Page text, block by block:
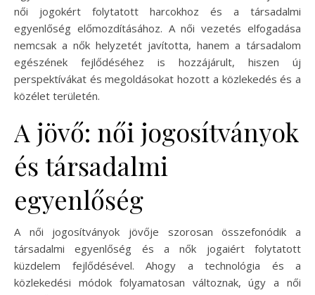
női jogokért folytatott harcokhoz és a társadalmi
egyenlőség előmozdításához. A női vezetés elfogadása
nemcsak a nők helyzetét javította, hanem a társadalom
egészének fejlődéséhez is hozzájárult, hiszen új
perspektívákat és megoldásokat hozott a közlekedés és a
közélet területén.
A jövő: női jogosítványok
és társadalmi
egyenlőség
A női jogosítványok jövője szorosan összefonódik a
társadalmi egyenlőség és a nők jogaiért folytatott
küzdelem fejlődésével. Ahogy a technológia és a
közlekedési módok folyamatosan változnak, úgy a női